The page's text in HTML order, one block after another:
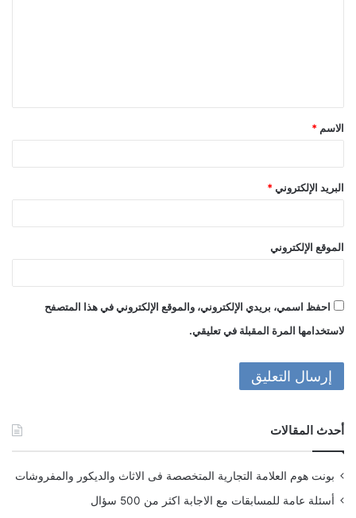
ق
*
الاسم *
البريد الإلكتروني *
الموقع الإلكتروني
احفظ اسمي، بريدي الإلكتروني، والموقع الإلكتروني في هذا المتصفح
لاستخدامها المرة المقبلة في تعليقي.
أحدث المقالات
بونت هوم العلامة التجارية المتخصصة فى الاثاث والديكور والمفروشات
أسئلة عامة للمسابقات مع الاجابة اكثر من 500 سؤال